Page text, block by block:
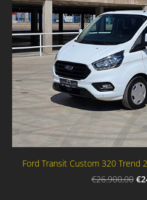
Ford Transit Custom 320 Trend
€26.900,00